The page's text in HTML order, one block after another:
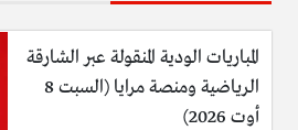
المباريات الودية المنقولة عبر الشارقة
الرياضية ومنصة مرايا (السبت 8
أوت 2026)